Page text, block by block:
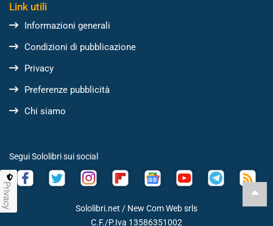
Link utili
Informazioni generali
Condizioni di pubblicazione
Privacy
Preferenze pubblicità
Chi siamo
Segui Sololibri sui social
Sololibri.net / New Com Web srls
C.F./P.Iva 13586351002
Privacy